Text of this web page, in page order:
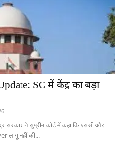
SC में केंद्र का बड़ा
ने सुप्रीम कोर्ट में कहा कि एससी और
लागू नहीं की...